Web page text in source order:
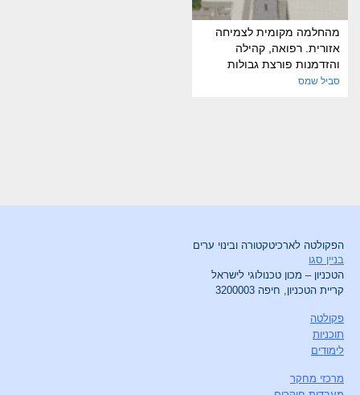
מהחלמה מקומית לצמיחה
אזורית. רפואה, קהילה
והזדמנות פורצת גבולות
סביל שמס
הפקולטה לארכיטקטורה ובינוי ערים
בניין סגו
הטכניון – מכון טכנולוגי לישראל
קריית הטכניון, חיפה 3200003
פקולטה
תוכניות
לימודים
מרכזי מחקר